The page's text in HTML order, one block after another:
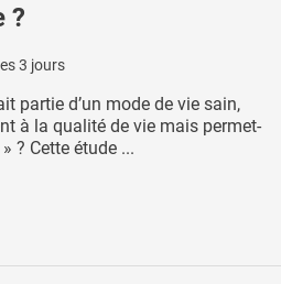
?
3 jours
partie d’un mode de vie sain,
à la qualité de vie mais permet-
? Cette étude ...